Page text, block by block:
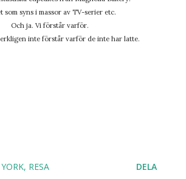
som syns i massor av TV-serier etc.
Och ja. Vi förstår varför.
inte förstår varför de inte har latte.
RESA DELA